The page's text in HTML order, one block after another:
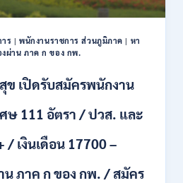
ร |พนักงานราชการ ส่วนภูมิภาค | หา
งผ่าน ภาค ก ของ กพ.
ข เปิดรับสมัครพนักงาน
ษ 111 อัตรา / ปวส. และ
/ เงินเดือน 17700 –
ภาค ก ของ กพ. / สมัคร